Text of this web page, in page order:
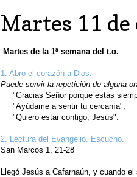
Martes 11 de
Martes de la 1ª semana del t.o.
1. Abro el corazón a Dios.
Puede servir la repetición de alguna
"Gracias Señor porque estás
"Ayúdame a sentir tu cercanía",
"Quiero estar contigo, Jesús".
2. Lectura del Evangelio. Escucho.
San Marcos 1, 21-28
Llegó Jesús a Cafarnaún, y cuando